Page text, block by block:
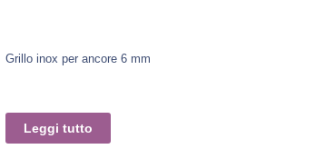
Grillo inox per ancore 6 mm
Leggi tutto